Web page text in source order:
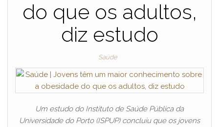
do que os adultos,
diz estudo
Saúde
Um estudo do Instituto de Saúde Pública da
Universidade do Porto (ISPUP) concluiu que os jovens